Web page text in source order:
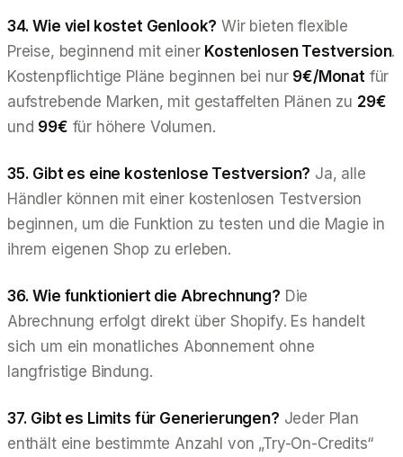
34. Wie viel kostet Genlook? Wir bieten flexible
Preise, beginnend mit einer Kostenlosen Testversion.
Kostenpflichtige Pläne beginnen bei nur 9€/Monat für
aufstrebende Marken, mit gestaffelten Plänen zu 29€
und 99€ für höhere Volumen.
35. Gibt es eine kostenlose Testversion? Ja, alle
Händler können mit einer kostenlosen Testversion
beginnen, um die Funktion zu testen und die Magie in
ihrem eigenen Shop zu erleben.
36. Wie funktioniert die Abrechnung? Die
Abrechnung erfolgt direkt über Shopify. Es handelt
sich um ein monatliches Abonnement ohne
langfristige Bindung.
37. Gibt es Limits für Generierungen? Jeder Plan
enthält eine bestimmte Anzahl von „Try-On-Credits“